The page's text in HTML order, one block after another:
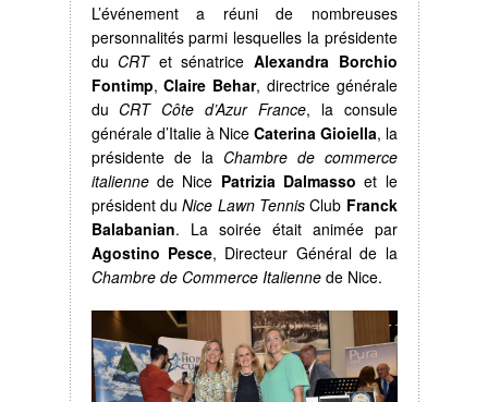
L’événement a réuni de nombreuses
personnalités parmi lesquelles la présidente
du CRTet sénatrice Alexandra Borchio
Fontimp,Claire Behar, directrice générale
du CRT Côte d’Azur France, la consule
générale d’Italie à Nice Caterina Gioiella, la
présidente de la Chambre de commerce
italiennede Nice Patrizia Dalmasso et le
président duNice Lawn TennisClub Franck
Balabanian. La soirée était animée par
Agostino Pesce, Directeur Général de la
Chambre de Commerce Italiennede Nice.